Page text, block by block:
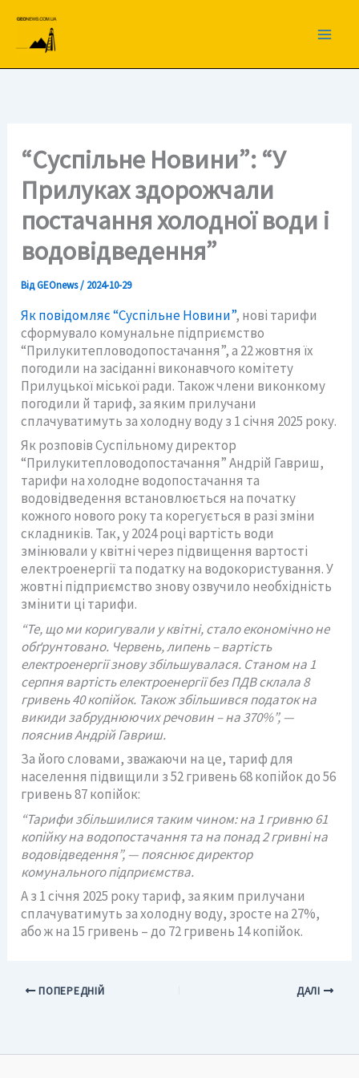
вмісту
“Суспільне Новини”: “У
Прилуках здорожчали
постачання холодної води і
водовідведення”
ВідGEOnews/ 2024-10-29
Як повідомляє “Суспільне Новини”, нові тарифи
сформувало комунальне підприємство
“Прилукитепловодопостачання”, а 22 жовтня їх
погодили на засіданні виконавчого комітету
Прилуцької міської ради. Також члени виконкому
погодили й тариф, за яким прилучани
сплачуватимуть за холодну воду з 1 січня 2025 року.
Як розповів Суспільному директор
“Прилукитепловодопостачання” Андрій Гавриш,
тарифи на холодне водопостачання та
водовідведення встановлюється на початку
кожного нового року та корегується в разі зміни
складників. Так, у 2024 році вартість води
змінювали у квітні через підвищення вартості
електроенергії та податку на водокористування. У
жовтні підприємство знову озвучило необхідність
змінити ці тарифи.
“Те, що ми коригували у квітні, стало економічно не
обґрунтовано. Червень, липень – вартість
електроенергії знову збільшувалася. Станом на 1
серпня вартість електроенергії без ПДВ склала 8
гривень 40 копійок. Також збільшився податок на
викиди забруднюючих речовин – на 370%”, —
пояснив Андрій Гавриш.
За його словами, зважаючи на це, тариф для
населення підвищили з 52 гривень 68 копійок до 56
гривень 87 копійок:
“Тарифи збільшилися таким чином: на 1 гривню 61
копійку на водопостачання та на понад 2 гривні на
водовідведення”, — пояснює директор
комунального підприємства.
А з 1 січня 2025 року тариф, за яким прилучани
сплачуватимуть за холодну воду, зросте на 27%,
або ж на 15 гривень – до 72 гривень 14 копійок.
ПОПЕРЕДНІЙ ДАЛІ